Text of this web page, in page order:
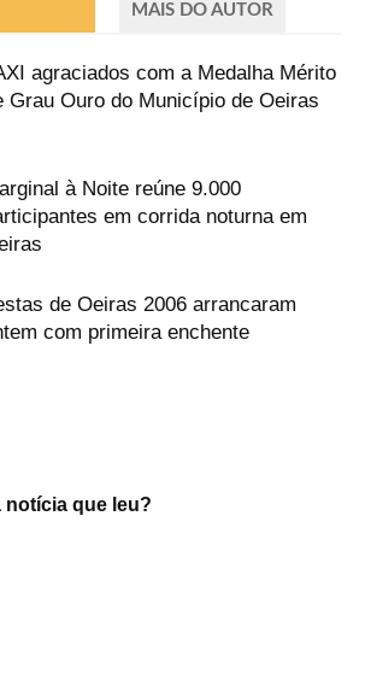
MAIS DO AUTOR
agraciados com a Medalha Mérito
Grau Ouro do Município de Oeiras
à Noite reúne 9.000
em corrida noturna em
de Oeiras 2006 arrancaram
com primeira enchente
notícia que leu?